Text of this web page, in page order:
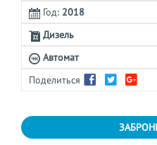
Год: 2018
Дизель
Автомат
Поделиться